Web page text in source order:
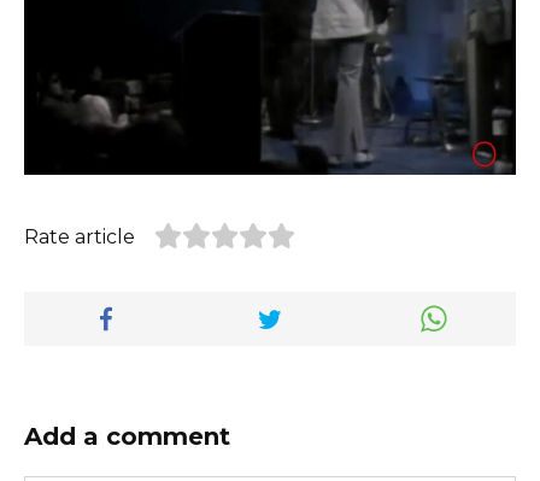
Rate article
Add a comment